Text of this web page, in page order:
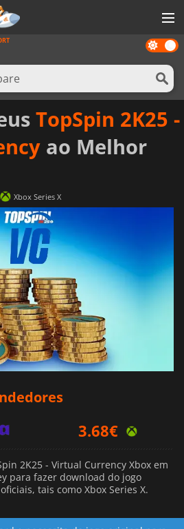
Dark
mode
TopSpin 2K25 -
ao Melhor
Xbox Series X
16.49€
2K25 - Virtual Currency Xbox em
para fazer download do jogo
tais como Xbox Series X.